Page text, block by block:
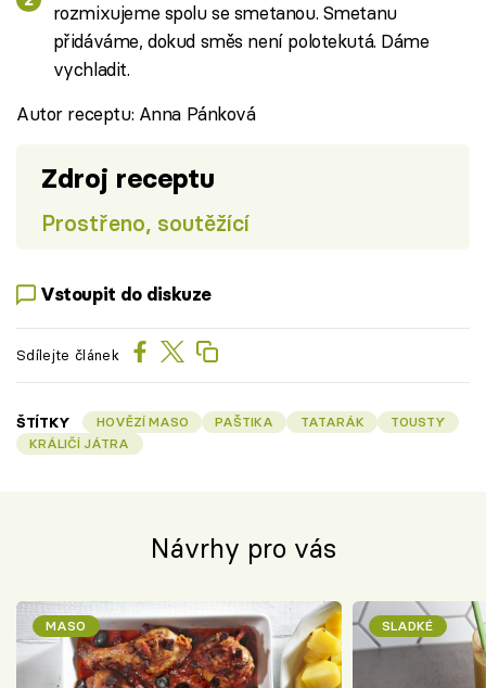
rozmixujeme spolu se smetanou. Smetanu
přidáváme, dokud směs není polotekutá. Dáme
vychladit.
Autor receptu: Anna Pánková
Zdroj receptu
Prostřeno, soutěžící
Vstoupit do diskuze
Sdílejte článek
ŠTÍTKY HOVĚZÍ MASO PAŠTIKA TATARÁK
TOUSTY
KRÁLIČÍ JÁTRA
Návrhy pro vás
MASO SLADKÉ